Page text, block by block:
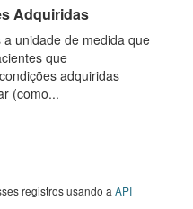
Adquiridas
unidade de medida que
que
adquiridas
(como...
registros usando a API